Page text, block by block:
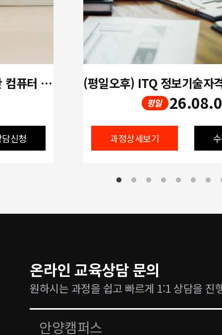
[개강확정!! 오후] 중장년을 위한 컴퓨터 활용 실무(한글,엑셀,파워포인트)
신청
평일
과정상세보기
온라인 교육상담 문의
원하시는 과정을 쉽고 빠르게 1:1 상담을 진